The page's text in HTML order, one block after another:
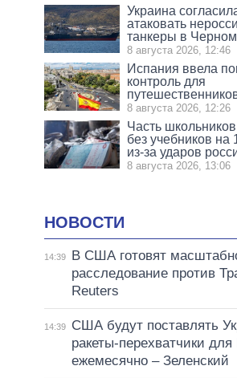
Украина
атаковать
танкеры в
8 августа 2026, 12:46
Испания ввела
контроль для
8 августа 2026, 12:26
Часть школьников
без учебников на
из-за ударов
8 августа 2026, 13:06
НОВОСТИ
14:39
В США готовят
расследование против
Reuters
14:39
США будут поставлять
ракеты-перехватчики
ежемесячно – Зеленский